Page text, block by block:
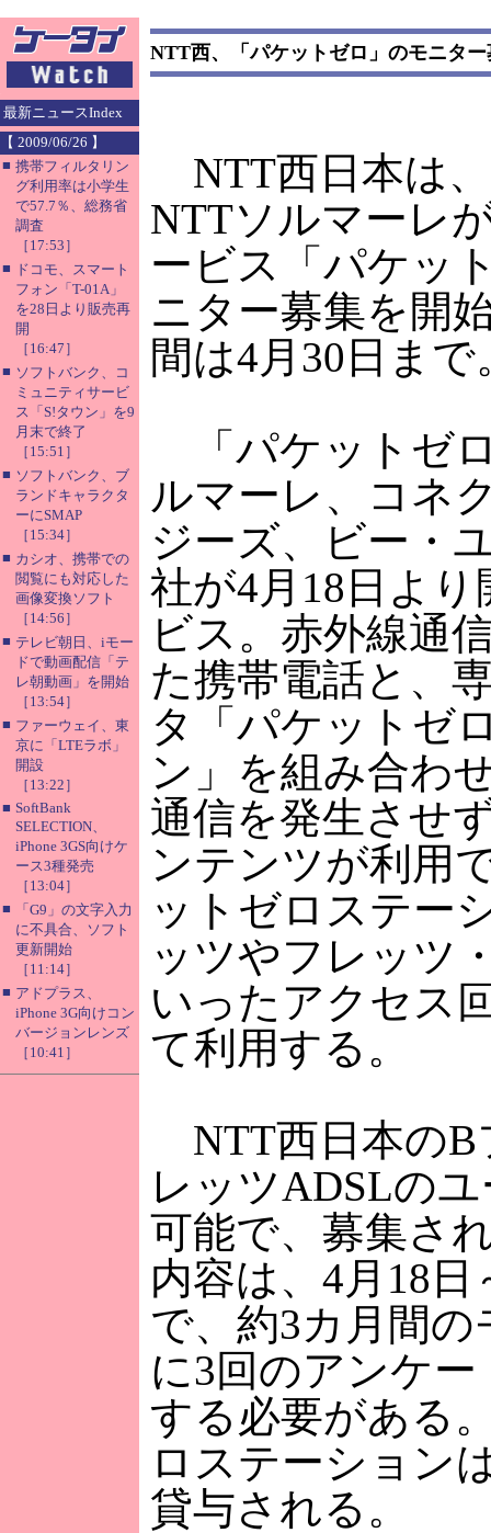
最新ニュースIndex
【 2009/06/26 】
■ 携帯フィルタリン
グ利用率は小学生
で57.7％、総務省
調査
［17:53］
■ ドコモ、スマート
フォン「T-01A」
を28日より販売再
開
［16:47］
■ ソフトバンク、コ
ミュニティサービ
ス「S!タウン」を9
月末で終了
［15:51］
■ ソフトバンク、ブ
ランドキャラクタ
ーにSMAP
［15:34］
■ カシオ、携帯での
閲覧にも対応した
画像変換ソフト
［14:56］
■ テレビ朝日、iモー
ドで動画配信「テ
レ朝動画」を開始
［13:54］
■ ファーウェイ、東
京に「LTEラボ」
開設
［13:22］
■ SoftBank
SELECTION、
iPhone 3GS向けケ
ース3種発売
［13:04］
■
「G9」の文字入力
に不具合、ソフト
更新開始
［11:14］
■ アドプラス、
iPhone 3G向けコン
バージョンレンズ
［10:41］
NTT西、「パケットゼロ」のモニター
NTT西日本は
NTTソルマーレ
ービス「パケッ
ニター募集を開
間は4月30日まで
「パケットゼ
ルマーレ、コネ
ジーズ、ビー・
社が4月18日よ
ビス。赤外線通
た携帯電話と、
タ「パケットゼ
ン」を組み合わ
通信を発生させ
ンテンツが利用
ットゼロステー
ッツやフレッツ
いったアクセス
て利用する。
NTT西日本のB
レッツADSLの
可能で、募集さ
内容は、4月18日
で、約3カ月間
に3回のアンケ
する必要がある
ロステーション
貸与される。